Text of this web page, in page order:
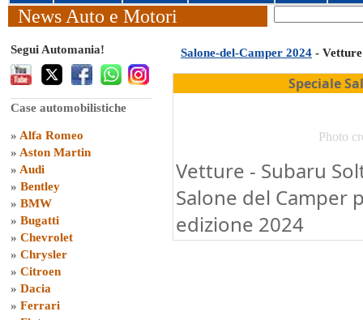
News Auto e Motori
Segui Automania!
Case automobilistiche
» Alfa Romeo
» Aston Martin
» Audi
» Bentley
» BMW
» Bugatti
» Chevrolet
» Chrysler
» Citroen
» Dacia
» Ferrari
Salone-del-Camper 2024 - Vetture
Speciale
Photo
Vetture - Subaru
Salone del Camper
edizione 2024